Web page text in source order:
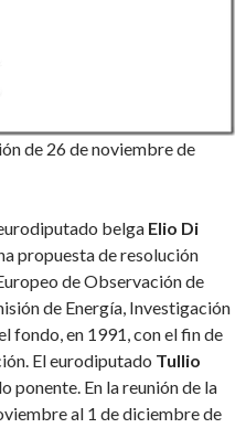
de 26 de noviembre de
belga Elio Di
propuesta de resolución
de Observación de
de Energía, Investigación
fondo, en 1991, con el fin de
El eurodiputado Tullio
ponente. En la reunión de la
al 1 de diciembre de